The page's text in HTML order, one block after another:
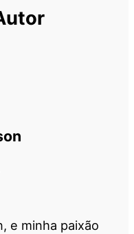
e minha paixão